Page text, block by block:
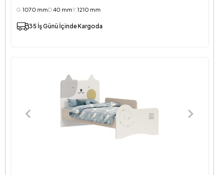
G:1070 mmD:40 mmY:1210 mm
35 İş Günü İçinde Kargoda